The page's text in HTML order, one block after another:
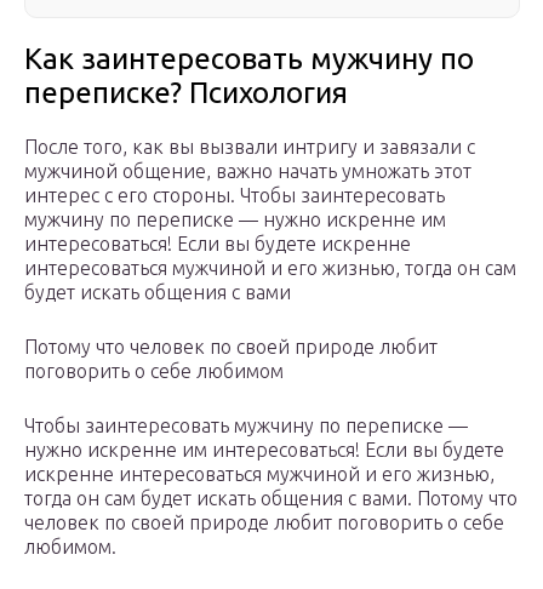
Как заинтересовать мужчину по
переписке? Психология
После того, как вы вызвали интригу и завязали с
мужчиной общение, важно начать умножать этот
интерес с его стороны. Чтобы заинтересовать
мужчину по переписке — нужно искренне им
интересоваться! Если вы будете искренне
интересоваться мужчиной и его жизнью, тогда он сам
будет искать общения с вами
Потому что человек по своей природе любит
поговорить о себе любимом
Чтобы заинтересовать мужчину по переписке —
нужно искренне им интересоваться! Если вы будете
искренне интересоваться мужчиной и его жизнью,
тогда он сам будет искать общения с вами. Потому что
человек по своей природе любит поговорить о себе
любимом.